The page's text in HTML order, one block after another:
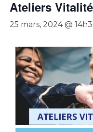
Ateliers
25 mars, 2024 @